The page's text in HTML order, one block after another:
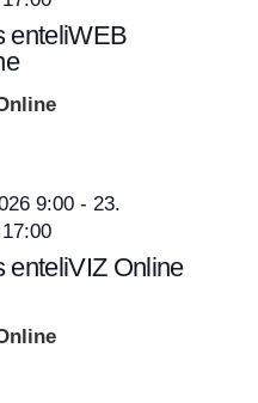
enteliWEB
9:00 - 23.
enteliVIZ Online